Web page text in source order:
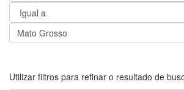
Utilizar filtros para refinar o resultado de